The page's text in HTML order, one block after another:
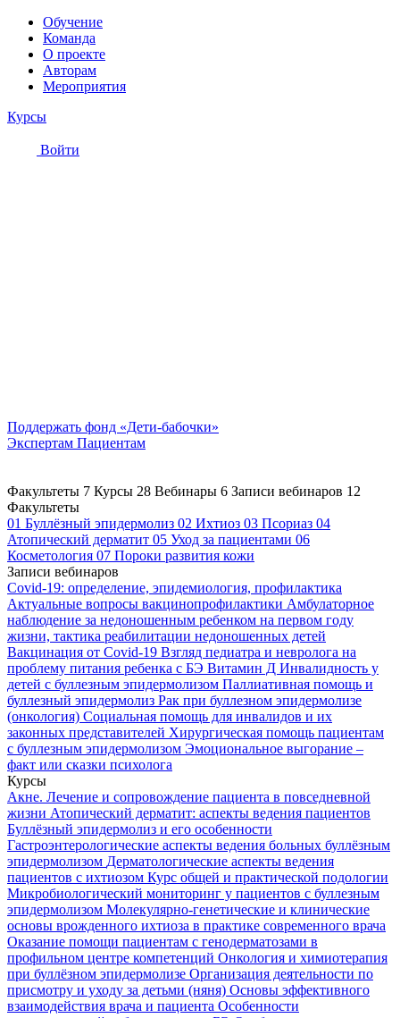
Обучение
Команда
О проекте
Авторам
Мероприятия
Курсы
Войти
Поддержать фонд «Дети-бабочки»
Экспертам Пациентам
Факультеты 7 Курсы 28 Вебинары 6 Записи вебинаров 12
Факультеты
01 Буллёзный эпидермолиз 02 Ихтиоз 03 Псориаз 04
Атопический дерматит 05 Уход за пациентами 06
Косметология 07 Пороки развития кожи
Записи вебинаров
Covid-19: определение, эпидемиология, профилактика
Актуальные вопросы вакцинопрофилактики Амбулаторное
наблюдение за недоношенным ребенком на первом году
жизни, тактика реабилитации недоношенных детей
Вакцинация от Covid-19 Взгляд педиатра и невролога на
проблему питания ребенка с БЭ Витамин Д Инвалидность у
детей с буллезным эпидермолизом Паллиативная помощь и
буллезный эпидермолиз Рак при буллезном эпидермолизе
(онкология) Социальная помощь для инвалидов и их
законных представителей Хирургическая помощь пациентам
с буллезным эпидермолизом Эмоциональное выгорание –
факт или сказки психолога
Курсы
Акне. Лечение и сопровождение пациента в повседневной
жизни Атопический дерматит: аспекты ведения пациентов
Буллёзный эпидермолиз и его особенности
Гастроэнтерологические аспекты ведения больных буллёзным
эпидермолизом Дерматологические аспекты ведения
пациентов с ихтиозом Курс общей и практической подологии
Микробиологический мониторинг у пациентов с буллезным
эпидермолизом Молекулярно-генетические и клинические
основы врожденного ихтиоза в практике современного врача
Оказание помощи пациентам с генодерматозами в
профильном центре компетенций Онкология и химиотерапия
при буллёзном эпидермолизе Организация деятельности по
присмотру и уходу за детьми (няня) Основы эффективного
взаимодействия врача и пациента Особенности